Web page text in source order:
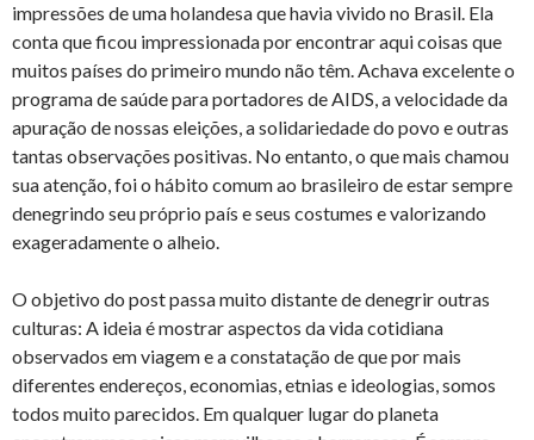
impressões de uma holandesa que havia vivido no Brasil. Ela
conta que ficou impressionada por encontrar aqui coisas que
muitos países do primeiro mundo não têm. Achava excelente o
programa de saúde para portadores de AIDS, a velocidade da
apuração de nossas eleições, a solidariedade do povo e outras
tantas observações positivas. No entanto, o que mais chamou
sua atenção, foi o hábito comum ao brasileiro de estar sempre
denegrindo seu próprio país e seus costumes e valorizando
exageradamente o alheio.
O objetivo do post passa muito distante de denegrir outras
culturas: A ideia é mostrar aspectos da vida cotidiana
observados em viagem e a constatação de que por mais
diferentes endereços, economias, etnias e ideologias, somos
todos muito parecidos. Em qualquer lugar do planeta